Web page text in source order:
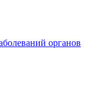
органов